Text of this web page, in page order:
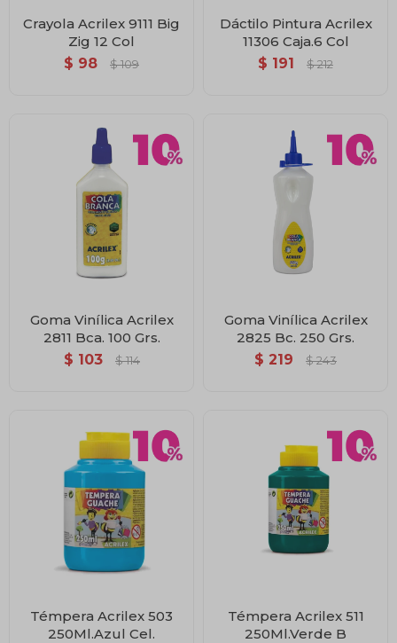
Crayola Acrilex 9111 Big
Zig 12 Col
$ 98 $ 109
Dáctilo Pintura Acrilex
11306 Caja.6 Col
$ 191 $ 212
Goma Vinílica Acrilex
2811 Bca. 100 Grs.
$ 103 $ 114
Goma Vinílica Acrilex
2825 Bc. 250 Grs.
$ 219 $ 243
Témpera Acrilex 503
250Ml.Azul Cel.
Témpera Acrilex 511
250Ml.Verde B